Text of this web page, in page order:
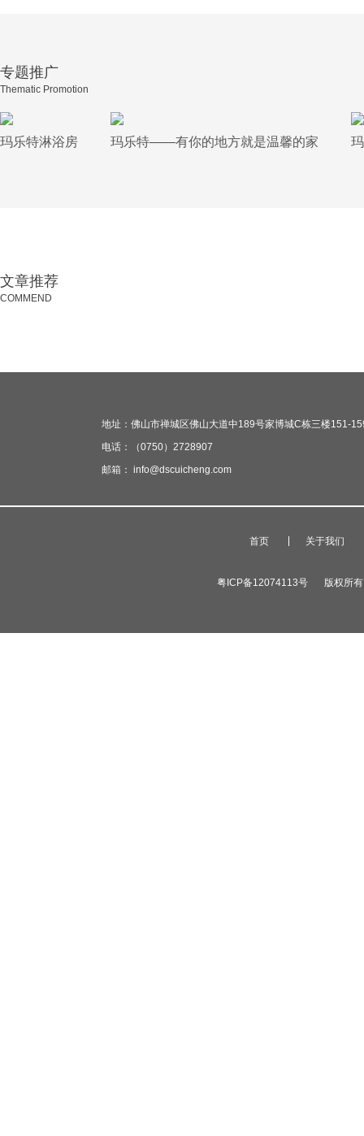
专题推广
Thematic Promotion
玛乐特淋浴房 玛乐特——有你的地方就是温馨的家
文章推荐
COMMEND
地址：佛山市禅城区佛山大道中189号家博城C栋三楼151-
电话：（0750）2728907
邮箱： info@dscuicheng.com
首页 关于我们
粤ICP备12074113号 版权所